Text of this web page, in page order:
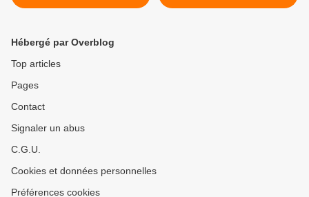
2017
dénivelé… >
Hébergé par Overblog
Top articles
Pages
Contact
Signaler un abus
C.G.U.
Cookies et données personnelles
Préférences cookies